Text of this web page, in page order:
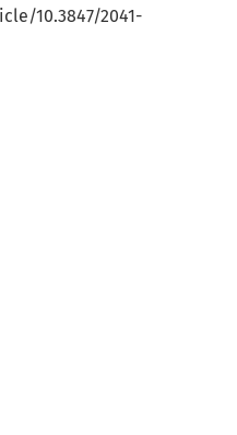
10.3847/2041-